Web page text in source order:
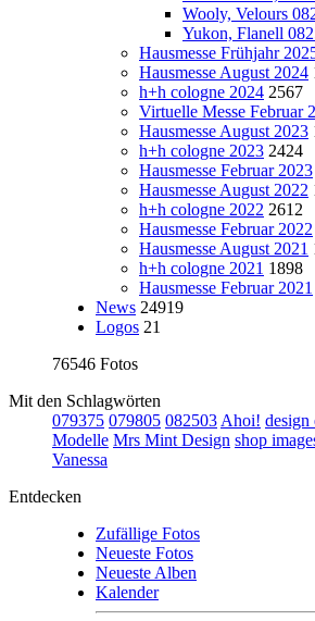
Wooly, Velours
Yukon, Flanell
Hausmesse Frühjahr
Hausmesse August 2024
h+h cologne 2024 2567
Virtuelle Messe Februar
Hausmesse August 2023
h+h cologne 2023 2424
Hausmesse Februar 2023
Hausmesse August 2022
h+h cologne 2022 2612
Hausmesse Februar 2022
Hausmesse August 2021
h+h cologne 2021 1898
Hausmesse Februar 2021
News 24919
Logos 21
76546 Fotos
Mit den Schlagwörten
079375 079805 082503 Ahoi! design
Modelle Mrs Mint Design shop
Vanessa
Entdecken
Zufällige Fotos
Neueste Fotos
Neueste Alben
Kalender